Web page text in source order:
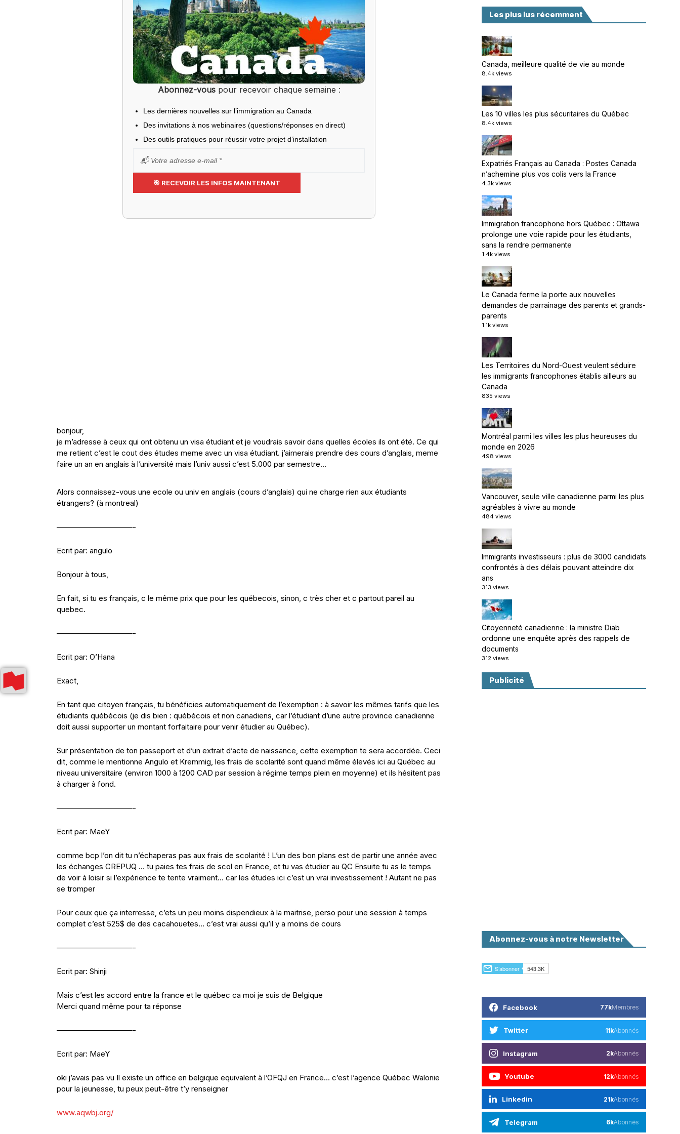
Abonnez-vouspour recevoir chaque semaine :
Les dernières nouvelles sur l’immigration au Canada
Des invitations à nos webinaires (questions/réponses en direct)
Des outils pratiques pour réussir votre projet d’installation
bonjour,
je m’adresse à ceux qui ont obtenu un visa étudiant et je voudrais savoir dans quelles écoles ils ont été. Ce qui
me retient c’est le cout des études meme avec un visa étudiant. j’aimerais prendre des cours d’anglais, meme
faire un an en anglais à l’université mais l’univ aussi c’est 5.000 par semestre…
Alors connaissez-vous une ecole ou univ en anglais (cours d’anglais) qui ne charge rien aux étudiants
étrangers? (à montreal)
——————————-
Ecrit par: angulo
Bonjour à tous,
En fait, si tu es français, c le même prix que pour les québecois, sinon, c très cher et c partout pareil au
quebec.
——————————-
Ecrit par: O’Hana
Exact,
En tant que citoyen français, tu bénéficies automatiquement de l’exemption : à savoir les mêmes tarifs que les
étudiants québécois (je dis bien : québécois et non canadiens, car l’étudiant d’une autre province canadienne
doit aussi supporter un montant forfaitaire pour venir étudier au Québec).
Sur présentation de ton passeport et d’un extrait d’acte de naissance, cette exemption te sera accordée. Ceci
dit, comme le mentionne Angulo et Kremmig, les frais de scolarité sont quand même élevés ici au Québec au
niveau universitaire (environ 1000 à 1200 CAD par session à régime temps plein en moyenne) et ils hésitent pas
à charger à fond.
——————————-
Ecrit par: MaeY
comme bcp l’on dit tu n’échaperas pas aux frais de scolarité ! L’un des bon plans est de partir une année avec
les échanges CREPUQ … tu paies tes frais de scol en France, et tu vas étudier au QC Ensuite tu as le temps
de voir à loisir si l’expérience te tente vraiment… car les études ici c’est un vrai investissement ! Autant ne pas
se tromper
Pour ceux que ça interresse, c’ets un peu moins dispendieux à la maitrise, perso pour une session à temps
complet c’est 525$ de des cacahouetes… c’est vrai aussi qu’il y a moins de cours
——————————-
Ecrit par: Shinji
Mais c’est les accord entre la france et le québec ca moi je suis de Belgique
Merci quand même pour ta réponse
——————————-
Ecrit par: MaeY
oki j’avais pas vu Il existe un office en belgique equivalent à l’OFQJ en France… c’est l’agence Québec Walonie
pour la jeunesse, tu peux peut-être t’y renseigner
www.aqwbj.org/
Les plus lus récemment
Canada, meilleure qualité de vie au monde
8.4k views
Les 10 villes les plus sécuritaires du Québec
8.4k views
Expatriés Français au Canada : Postes Canada
n’achemine plus vos colis vers la France
4.3k views
Immigration francophone hors Québec : Ottawa
prolonge une voie rapide pour les étudiants,
sans la rendre permanente
1.4k views
Le Canada ferme la porte aux nouvelles
demandes de parrainage des parents et grands-
parents
1.1k views
Les Territoires du Nord-Ouest veulent séduire
les immigrants francophones établis ailleurs au
Canada
835 views
Montréal parmi les villes les plus heureuses du
monde en 2026
498 views
Vancouver, seule ville canadienne parmi les plus
agréables à vivre au monde
484 views
Immigrants investisseurs : plus de 3000 candidats
confrontés à des délais pouvant atteindre dix
ans
313 views
Citoyenneté canadienne : la ministre Diab
ordonne une enquête après des rappels de
documents
312 views
Publicité
Abonnez-vous à notre Newsletter
Facebook 77kMembres
Twitter 11kAbonnés
Instagram 2kAbonnés
Youtube 12kAbonnés
Linkedin 21kAbonnés
Telegram 6kAbonnés